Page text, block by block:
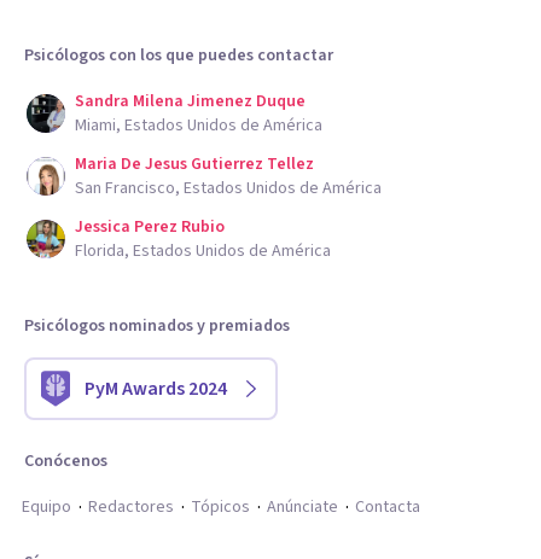
Psicólogos con los que puedes contactar
Sandra Milena Jimenez Duque
Miami, Estados Unidos de América
Maria De Jesus Gutierrez Tellez
San Francisco, Estados Unidos de América
Jessica Perez Rubio
Florida, Estados Unidos de América
Psicólogos nominados y premiados
PyM Awards 2024
Conócenos
Equipo
Redactores Tópicos Anúnciate Contacta